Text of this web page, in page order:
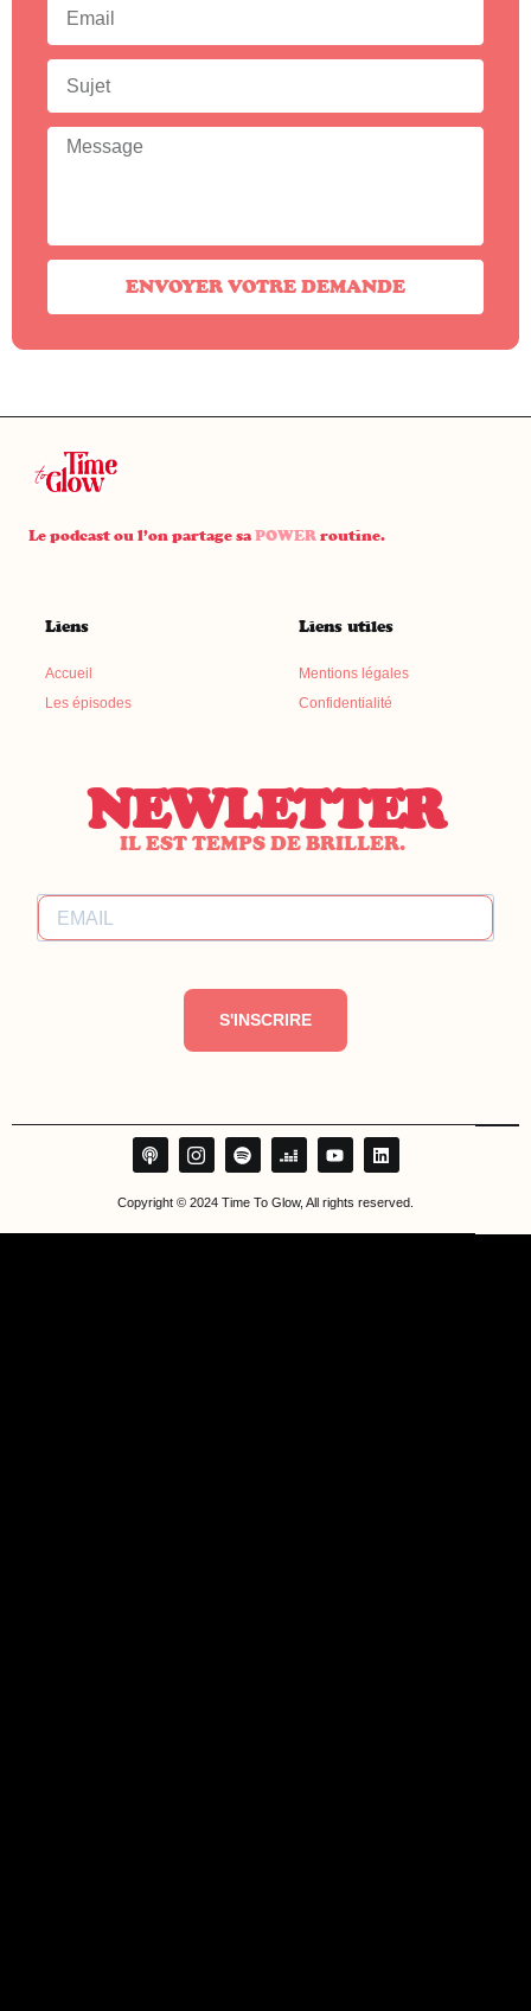
ENVOYER VOTRE DEMANDE
Le podcast ou l’on partage sa POWER routine.
Liens
Accueil
Les épisodes
Liens utiles
Mentions légales
Confidentialité
NEWLETTER
IL EST TEMPS DE BRILLER.
S'INSCRIRE
Copyright © 2024 Time To Glow, All rights reserved.